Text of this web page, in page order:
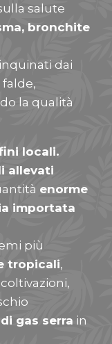
salute
bronchite
dai
la qualità
locali.
allevati
enorme
importata
più
tropicali,
gas serra in